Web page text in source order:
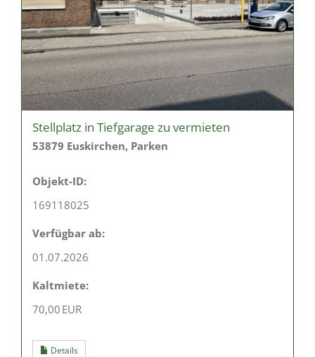
Stellplatz in Tiefgarage zu vermieten
53879 Euskirchen, Parken
Objekt-ID:
169118025
Verfügbar ab:
01.07.2026
Kaltmiete:
70,00 EUR
Details